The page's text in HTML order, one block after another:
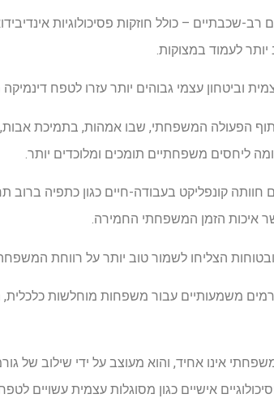
שכבתיים – כולל חוזקות פסיכולוגיות
לעמוד במצוקות.
וביטחון עצמי גבוהים יותר עזרו לטפח
הפעולה המשפחתי, שבו אמהות, בתמיכת אבות,
ליחסים משפחתיים תומכים ומלוכדים יותר.
קונפליקט בעבודה-חיים כגון כתפיה ברוב
איכות הזמן המשפחתי החמירה.
הצליחו לשמור טוב יותר על רווחת
משמעותיים עבור משפחות מוחלשות כלכלית,
אינו אחיד, והוא מעוצב על ידי שילוב של
אישיים כגון מסוגלות עצמית עשויים